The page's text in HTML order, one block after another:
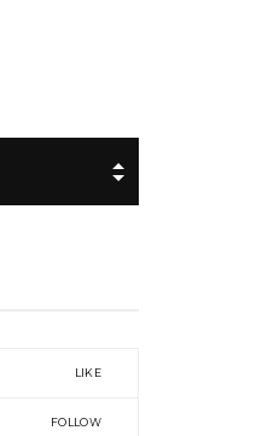
LIKE
FOLLOW